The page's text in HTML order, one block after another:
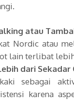
atau
Nordic atau
lain terlibat
dari
sebagai
karena